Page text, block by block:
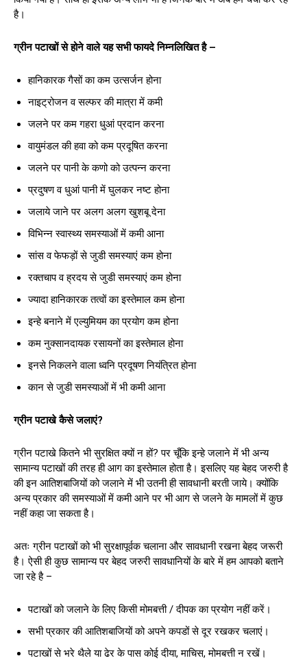
है।
ग्रीन पटाखों से होने वाले यह सभी फायदे निम्नलिखित है –
हानिकारक गैसों का कम उत्सर्जन होना
नाइट्रोजन व सल्फर की मात्रा में कमी
जलने पर कम गहरा धुआं प्रदान करना
वायुमंडल की हवा को कम प्रदूषित करना
जलने पर पानी के कणो को उत्पन्न करना
प्रदुषण व धुआं पानी में घुलकर नष्ट होना
जलाये जाने पर अलग अलग खुशबू देना
विभिन्न स्वास्थ्य समस्याओं में कमी आना
सांस व फेफड़ों से जुडी समस्याएं कम होना
रक्तचाप व ह्रदय से जुडी समस्याएं कम होना
ज्यादा हानिकारक तत्वों का इस्तेमाल कम होना
इन्हे बनाने में एल्युमियम का प्रयोग कम होना
कम नुक्सानदायक रसायनों का इस्तेमाल होना
इनसे निकलने वाला ध्वनि प्रदूषण नियंत्रित होना
कान से जुडी समस्याओं में भी कमी आना
ग्रीन पटाखे कैसे जलाएं?
ग्रीन पटाखे कितने भी सुरक्षित क्यों न हों? पर चूँकि इन्हे जलाने में भी अन्य
सामान्य पटाखों की तरह ही आग का इस्तेमाल होता है। इसलिए यह बेहद जरुरी है
की इन आतिशबाजियों को जलाने में भी उतनी ही सावधानी बरती जाये। क्योंकि
अन्य प्रकार की समस्याओं में कमी आने पर भी आग से जलने के मामलों में कुछ
नहीं कहा जा सकता है।
अतः ग्रीन पटाखों को भी सुरक्षापूर्वक चलाना और सावधानी रखना बेहद जरूरी
है। ऐसी ही कुछ सामान्य पर बेहद जरुरी सावधानियों के बारे में हम आपको बताने
जा रहे है –
पटाखों को जलाने के लिए किसी मोमबत्ती / दीपक का प्रयोग नहीं करें।
सभी प्रकार की आतिशबाजियों को अपने कपडों से दूर रखकर चलाएं।
पटाखों से भरे थैले या ढेर के पास कोई दीया, माचिस, मोमबत्ती न रखें।